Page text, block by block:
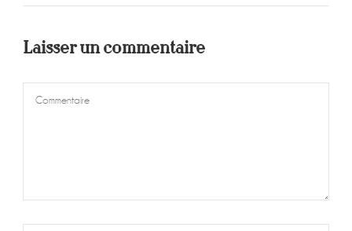
Laisser un commentaire